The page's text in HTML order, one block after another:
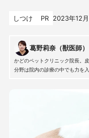
しつけ PR 2023年12
葛野莉奈（獣医師）
かどのペットクリニック院長。
分野は院内の診療の中でも力を入